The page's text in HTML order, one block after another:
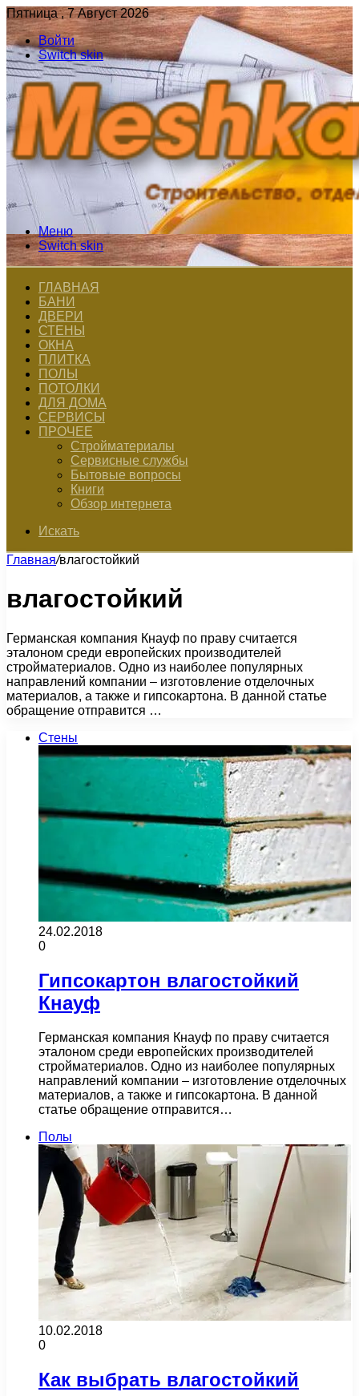
Пятница , 7 Август 2026
Войти
Switch skin
Меню
Switch skin
ГЛАВНАЯ
БАНИ
ДВЕРИ
СТЕНЫ
ОКНА
ПЛИТКА
ПОЛЫ
ПОТОЛКИ
ДЛЯ ДОМА
СЕРВИСЫ
ПРОЧЕЕ
Стройматериалы
Сервисные службы
Бытовые вопросы
Книги
Обзор интернета
Искать
Главная/влагостойкий
влагостойкий
Германская компания Кнауф по праву считается
эталоном среди европейских производителей
стройматериалов. Одно из наиболее популярных
направлений компании – изготовление отделочных
материалов, а также и гипсокартона. В данной статье
обращение отправится …
Стены
24.02.2018
0
Гипсокартон влагостойкий
Кнауф
Германская компания Кнауф по праву считается
эталоном среди европейских производителей
стройматериалов. Одно из наиболее популярных
направлений компании – изготовление отделочных
материалов, а также и гипсокартона. В данной
статье обращение отправится…
Полы
10.02.2018
0
Как выбрать влагостойкий